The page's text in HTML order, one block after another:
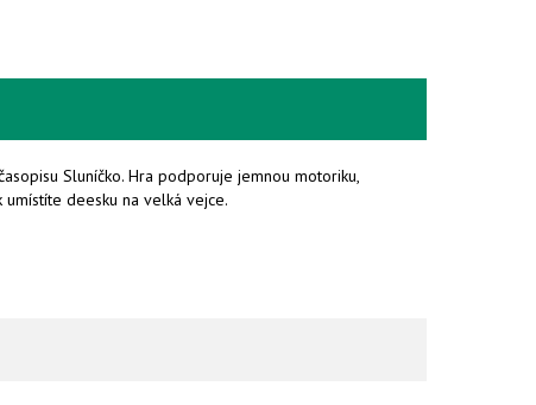
Sluníčko. Hra podporuje jemnou motoriku,
deesku na velká vejce.